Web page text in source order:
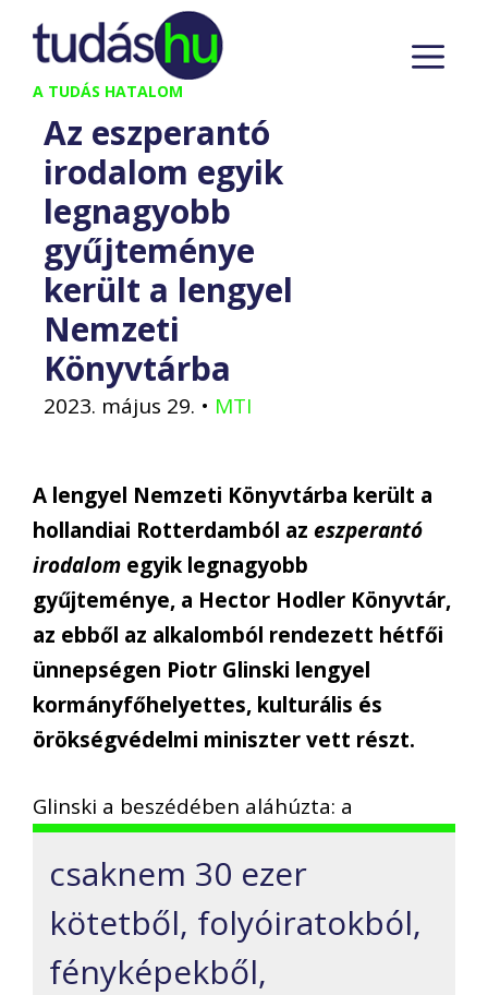
Kilépés
tartalomba
A TUDÁS HATALOM
Az eszperantó
irodalom egyik
legnagyobb
gyűjteménye
került a lengyel
Nemzeti
Könyvtárba
2023. május 29. • MTI
A lengyel Nemzeti Könyvtárba került a
hollandiai Rotterdamból az eszperantó
irodalom egyik legnagyobb
gyűjteménye, a Hector Hodler Könyvtár,
az ebből az alkalomból rendezett hétfői
ünnepségen Piotr Glinski lengyel
kormányfőhelyettes, kulturális és
örökségvédelmi miniszter vett részt.
Glinski a beszédében aláhúzta: a
csaknem 30 ezer
kötetből, folyóiratokból,
fényképekből,